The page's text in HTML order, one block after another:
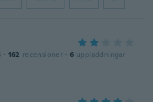
· 162 recensioner · 6 uppladdningar